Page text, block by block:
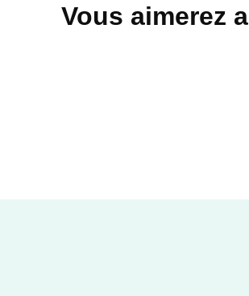
Vous aimerez